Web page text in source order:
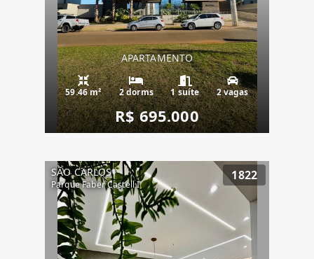
APARTAMENTO
59.46 m² 2 dorms 1 suíte 2 vagas
R$ 695.000
SÃO CARLOS
Parque Faber Castell I
1822